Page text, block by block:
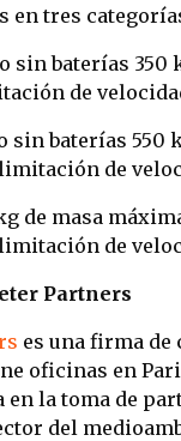
en tres
sin baterías 350
de
sin baterías 550
de
de masa
de
Partners
es una firma
oficinas en
en la toma de
del